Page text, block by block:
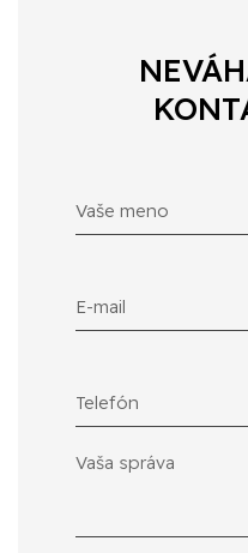
Vaše meno
E-mail
Telefón